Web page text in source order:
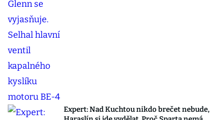
Expert: Nad Kuchtou nikdo brečet nebude,